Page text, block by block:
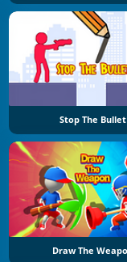
Stop The Bullet
Draw The